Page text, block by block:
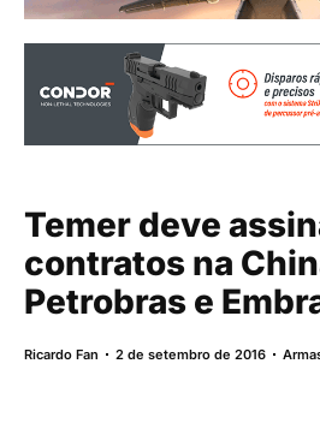
Temer deve
contratos na
Petrobras e
Ricardo Fan 2 de setembro de 2016